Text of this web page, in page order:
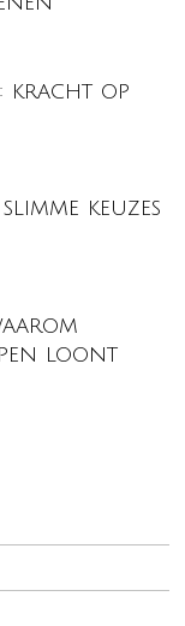
kracht op
keuzes
loont